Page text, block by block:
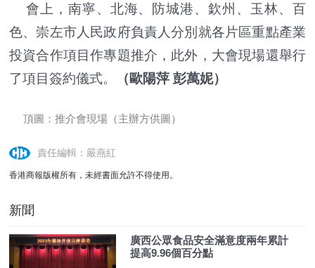
會上，南寧、北海、防城港、欽州、玉林、百
色、崇左市人民政府負責人分別就各片區重點產業
投資合作項目作專題推介，此外，大會現場還舉行
了項目簽約儀式。
（歐陽萍 彭萬妮）
頂圖： 推介會現場（主辦方供圖）
責任編輯：嚴燕紅
香港商報版權所有，未經書面允許不得使用。
新聞
廣西公眾食品安全滿意度兩年累計
提高9.96個百分點